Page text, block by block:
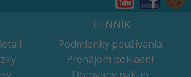
CENNÍK
Podmienky používania
Prenájom pokladní